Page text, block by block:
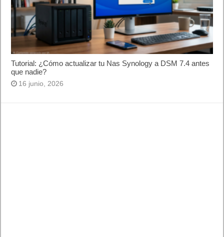
Tutorial: ¿Cómo actualizar tu Nas Synology a DSM 7.4 antes
que nadie?
16 junio, 2026